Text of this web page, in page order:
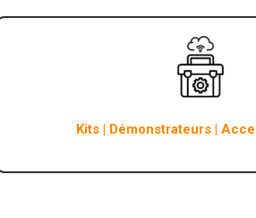
Kits | Démonstrateurs |